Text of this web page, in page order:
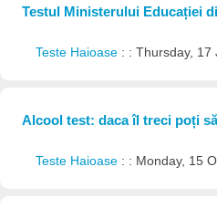
Testul Ministerului Educației
Teste Haioase : : Thursday, 17
Alcool test: daca îl treci poți
Teste Haioase : : Monday, 15